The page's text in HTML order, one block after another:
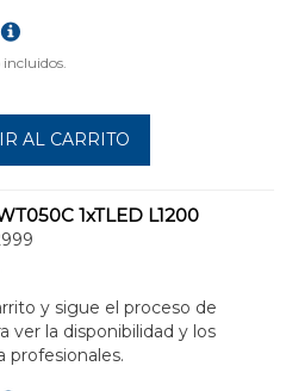
AL CARRITO
1xTLED L1200
y sigue el proceso de
ver la disponibilidad y los
profesionales.